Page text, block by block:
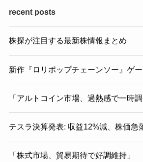
recent posts
株探が注目する最新株情報まとめ
新作『ロリポップチェーンソー』ゲ
「アルトコイン市場、過熱感で一時調
テスラ決算発表: 収益12%減、株価急
「株式市場、貿易期待で好調維持」